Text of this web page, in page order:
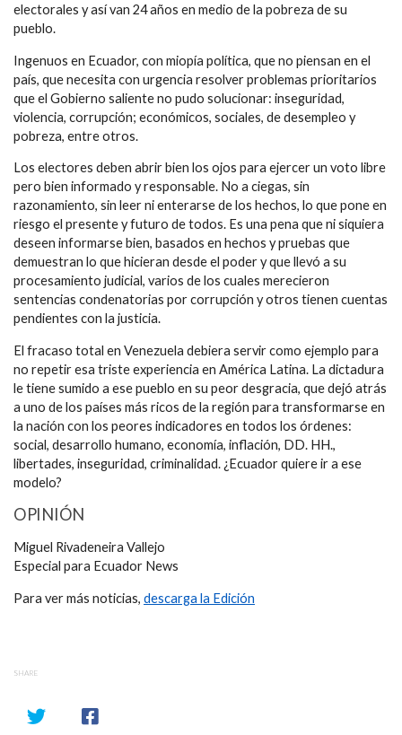
electorales y así van 24 años en medio de la pobreza de su
pueblo.
Ingenuos en Ecuador, con miopía política, que no piensan en el
país, que necesita con urgencia resolver problemas prioritarios
que el Gobierno saliente no pudo solucionar: inseguridad,
violencia, corrupción; económicos, sociales, de desempleo y
pobreza, entre otros.
Los electores deben abrir bien los ojos para ejercer un voto libre
pero bien informado y responsable. No a ciegas, sin
razonamiento, sin leer ni enterarse de los hechos, lo que pone en
riesgo el presente y futuro de todos. Es una pena que ni siquiera
deseen informarse bien, basados en hechos y pruebas que
demuestran lo que hicieran desde el poder y que llevó a su
procesamiento judicial, varios de los cuales merecieron
sentencias condenatorias por corrupción y otros tienen cuentas
pendientes con la justicia.
El fracaso total en Venezuela debiera servir como ejemplo para
no repetir esa triste experiencia en América Latina. La dictadura
le tiene sumido a ese pueblo en su peor desgracia, que dejó atrás
a uno de los países más ricos de la región para transformarse en
la nación con los peores indicadores en todos los órdenes:
social, desarrollo humano, economía, inflación, DD. HH.,
libertades, inseguridad, criminalidad. ¿Ecuador quiere ir a ese
modelo?
OPINIÓN
Miguel Rivadeneira Vallejo
Especial para Ecuador News
Para ver más noticias, descarga la Edición
SHARE